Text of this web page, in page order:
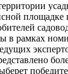
площадке
в рамках